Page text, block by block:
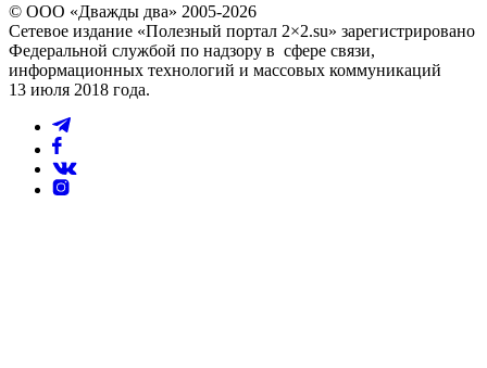
© ООО «Дважды два» 2005-2026
Сетевое издание «Полезный портал 2×2.su» зарегистрировано
Федеральной службой по надзору в сфере связи,
информационных технологий и массовых коммуникаций
13 июля 2018 года.